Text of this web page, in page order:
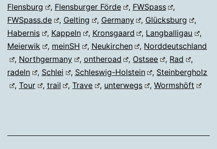
Flensburg
, Flensburger Förde , FWSpass
,
FWSpass.de
, Gelting , Germany , Glücksburg
,
Habernis
, Kappeln , Kronsgaard , Langballigau
,
Meierwik
, meinSH , Neukirchen , Norddeutschland
, Northgermany , ontheroad , Ostsee , Rad
,
radeln
, Schlei , Schleswig-Holstein , Steinbergholz
, Tour , trail ,Trave , unterwegs , Wormshöft